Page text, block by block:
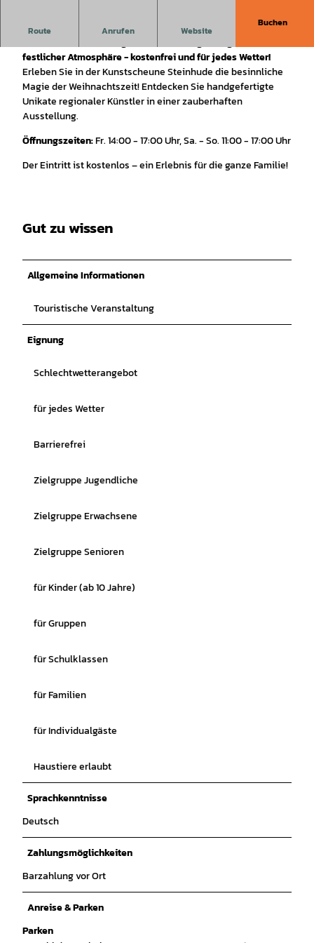
Route Anrufen Website
Buchen
Erlebe in der Kunstscheune Steinhude eine zauberhafte
festlicher Atmosphäre - kostenfrei und für jedes Wetter!
Erleben Sie in der Kunstscheune Steinhude die besinnliche
Magie der Weihnachtszeit! Entdecken Sie handgefertigte
Unikate regionaler Künstler in einer zauberhaften
Ausstellung.
Öffnungszeiten:Fr. 14:00 - 17:00 Uhr, Sa. - So. 11:00 - 17:00 Uhr
Der Eintritt ist kostenlos – ein Erlebnis für die ganze Familie!
Gut zu wissen
Allgemeine Informationen
Touristische Veranstaltung
Eignung
Schlechtwetterangebot
für jedes Wetter
Barrierefrei
Zielgruppe Jugendliche
Zielgruppe Erwachsene
Zielgruppe Senioren
für Kinder (ab 10 Jahre)
für Gruppen
für Schulklassen
für Familien
für Individualgäste
Haustiere erlaubt
Sprachkenntnisse
Deutsch
Zahlungsmöglichkeiten
Barzahlung vor Ort
Anreise & Parken
Parken